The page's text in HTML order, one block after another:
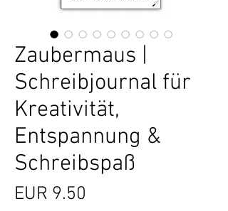
Zaubermaus |
Schreibjournal für
Kreativität,
Entspannung &
Schreibspaß
EUR 9.50